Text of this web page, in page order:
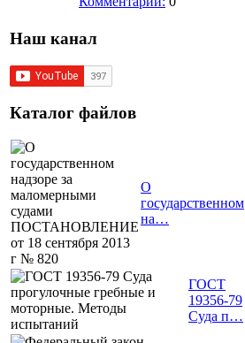
Наш канал
Каталог файлов
О
государственном
на…
ГОСТ
19356-79
Суда п…